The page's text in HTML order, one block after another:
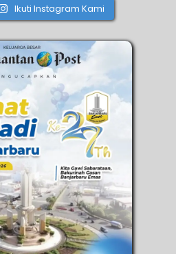
Ikuti Instagram Kami